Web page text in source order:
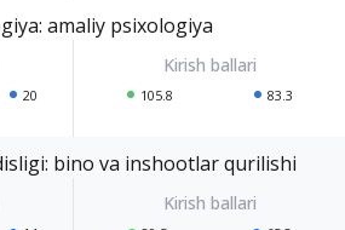
amaliy psixologiya
20 105.8 83.3
bino va inshootlar qurilishi